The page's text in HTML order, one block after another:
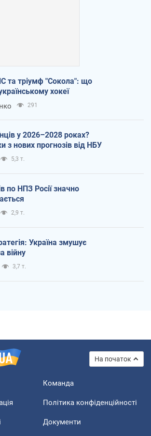
та тріумф "Сокола": що
хокеї
291
у 2026–2028 роках?
з нових прогнозів від НБУ
5,3 т.
по НПЗ Росії значно
2,9 т.
Україна змушує
війну
3,7 т.
На початок
Команда
Політика конфіденційності
Документи